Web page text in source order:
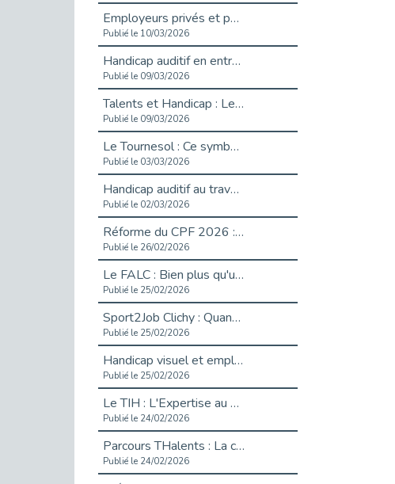
Employeurs privés et publics : vigilance face aux démarchages liés à l’OETH en 2026
Publié le 10/03/2026
Handicap auditif en entreprise, aménagements pour sécuriser la communication - vidéo
Publié le 09/03/2026
Talents et Handicap : Le Top 10 des métiers plébiscités dans les Hauts-de-Seine
Publié le 09/03/2026
Le Tournesol : Ce symbole discret qui change la vie des personnes en situation de handicap invisible
Publié le 03/03/2026
Handicap auditif au travail : rendre l’invisible accessible
Publié le 02/03/2026
Réforme du CPF 2026 : Ce qui change ce printemps pour vos droits à la formation
Publié le 26/02/2026
Le FALC : Bien plus qu'une écriture, un levier d'inclusion
Publié le 25/02/2026
Sport2Job Clichy : Quand le terrain devient le plus beau des bureaux
Publié le 25/02/2026
Handicap visuel et emploi : lever les obstacles pour révéler les - vidéo
Publié le 25/02/2026
Le TIH : L'Expertise au Service de l'Inclusion
Publié le 24/02/2026
Parcours THalents : La complémentarité au service de l'Emploi.
Publié le 24/02/2026